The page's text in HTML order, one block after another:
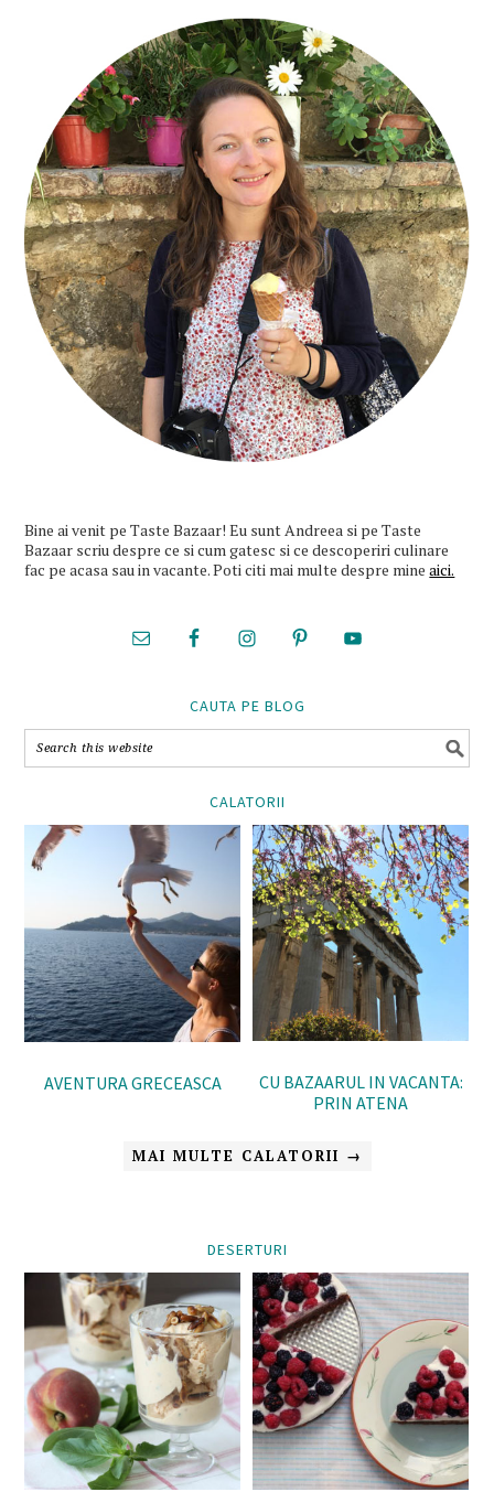
Bine ai venit pe Taste Bazaar! Eu sunt Andreea si pe Taste
Bazaar scriu despre ce si cum gatesc si ce descoperiri culinare
fac pe acasa sau in vacante. Poti citi mai multe despre mineaici.
CAUTA PE BLOG
CALATORII
AVENTURA GRECEASCA
CU BAZAARUL IN VACANTA:
PRIN ATENA
MAI MULTE CALATORII →
DESERTURI